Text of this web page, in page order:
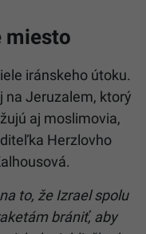
miesto
iránskeho útoku.
na Jeruzalem, ktorý
aj moslimovia,
Herzlovho
to, že Izrael spolu
brániť, aby